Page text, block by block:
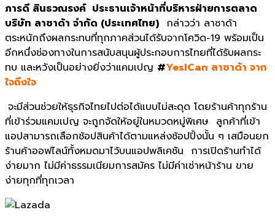
ภารดี สินธวณรงค์ประธานเจ้าหน้าที่บริหารฝ่ายการตลาด
บริษัท ลาซาด้า จำกัด (ประเทศไทย) กล่าวว่า ลาซาด้า
ตระหนักถึงผลกระทบที่ทุกภาคส่วนได้รับจากโควิด-19 พร้อมเป็น
อีกหนึ่งช่องทางในการสนับสนุนผู้ประกอบการไทยที่ได้รับผลกระ
ทบ และหวังเป็นอย่างยิ่งว่าแคมเปญ #YesICan ลาซาด้า จาก
ใจถึงใจ
จะมีส่วนช่วยให้ธุรกิจไทยไปต่อได้แบบไม่สะดุด โดยร้านค้าทุกร้าน
ที่เข้าร่วมแคมเปญ จะถูกจัดให้อยู่ในหมวดหมู่พิเศษ ลูกค้าที่เข้า
แอปสามารถเลือกช้อปสินค้าได้ตามแหล่งช้อปปิ้งนั้น ๆ เสมือนยก
ร้านค้าออฟไลน์ทั้งหมดมาไว้บนแอปพลิเคชัน การเปิดร้านทำได้
ง่ายมาก ไม่มีค่าธรรมเนียมการสมัคร ไม่มีค่าเช่าหน้าร้าน ขาย
ง่ายทุกที่ทุกเวลา